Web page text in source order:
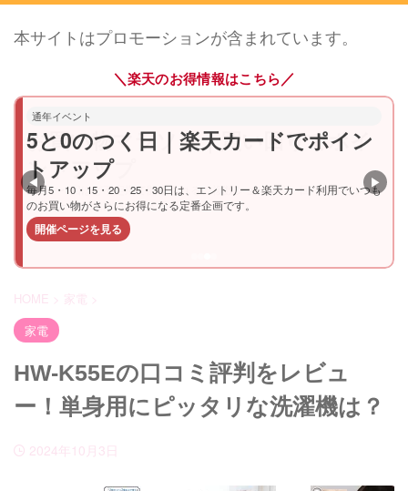
本サイトはプロモーションが含まれています。
＼楽天のお得情報はこちら／
通年イベント
5と0のつく日｜楽天カードでポイン
トアップ
毎月5・10・15・20・25・30日は、エントリー＆楽天カード利用でいつも
のお買い物がさらにお得になる定番企画です。
開催ページを見る
◀ ▶
HOME > 家電
>
家電
HW-K55Eの口コミ評判をレビュ
ー！単身用にピッタリな洗濯機は？
2024年10月3日